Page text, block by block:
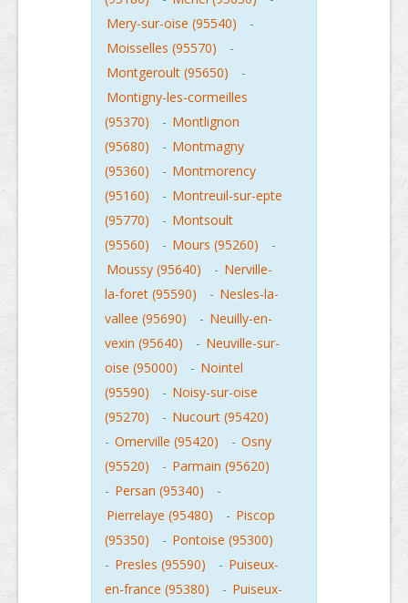
Mery-sur-oise (95540)
-
Moisselles (95570)
-
Montgeroult (95650)
-
Montigny-les-cormeilles
(95370)
- Montlignon
(95680)
- Montmagny
(95360)
- Montmorency
(95160)
- Montreuil-sur-epte
(95770)
- Montsoult
(95560)
- Mours (95260)
-
Moussy (95640)
- Nerville-
la-foret (95590)
- Nesles-la-
vallee (95690)
- Neuilly-en-
vexin (95640)
- Neuville-sur-
oise (95000)
- Nointel
(95590)
- Noisy-sur-oise
(95270)
- Nucourt (95420)
- Omerville (95420) - Osny
(95520)
- Parmain (95620)
- Persan (95340)
-
Pierrelaye (95480)
- Piscop
(95350)
- Pontoise (95300)
- Presles (95590) - Puiseux-
en-france (95380)
- Puiseux-